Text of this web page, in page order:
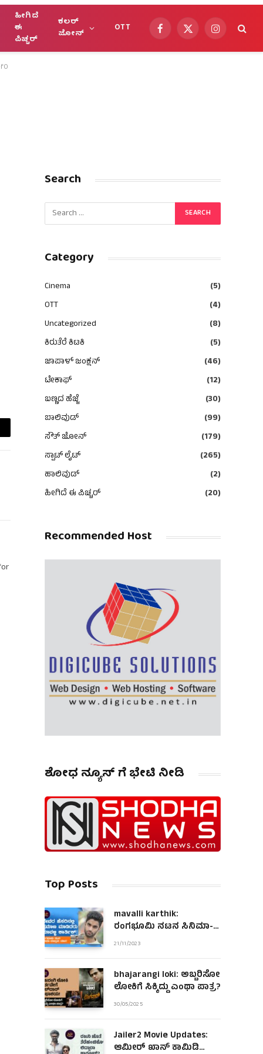
ಹೀಗಿದೆ
ಈ
ಪಿಚ್ಚರ್
ಕಲರ್
ಜೋನ್
OTT Facebook
X
Instagram
Search
Category
Cinema
(5)
OTT
(4)
Uncategorized
(8)
ಕಿರುತೆರೆ ಕಿಟಕಿ
(5)
ಜಾಪಾಳ್ ಜಂಕ್ಷನ್
(46)
ಟೇಕಾಫ್
(12)
ಬಣ್ಣದ ಹೆಜ್ಜೆ
(30)
ಬಾಲಿವುಡ್
(99)
ಸೌತ್ ಜೋನ್
(179)
ಸ್ಪಾಟ್ ಲೈಟ್
(265)
ಹಾಲಿವುಡ್
(2)
ಹೀಗಿದೆ ಈ ಪಿಚ್ಚರ್
(20)
Recommended Host
ಶೋಧ ನ್ಯೂಸ್ ಗೆ ಭೇಟಿ ನೀಡಿ
Top Posts
mavalli karthik:
ರಂಗಭೂಮಿ ನಟನ ಸಿನಿಮಾ-
ಮಾಧ್ಯಮ ಯಾನ!
21/11/2023
bhajarangi loki: ಅಬ್ಬರಿಸೋ
ಲೋಕಿಗೆ ಸಿಕ್ಕಿದ್ದು ಎಂಥಾ ಪಾತ್ರ?
30/05/2025
Jailer2 Movie Updates:
ಆಮೀರ್ ಖಾನ್ ಕಾಮಿಡಿ